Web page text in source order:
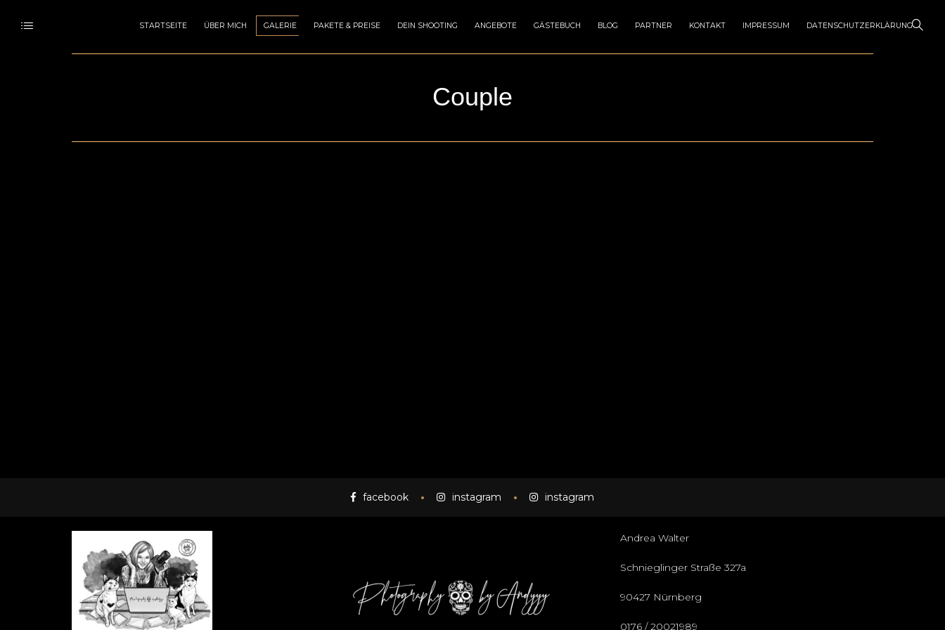
STARTSEITE ÜBER MICH GALERIE PAKETE & PREISE DEIN SHOOTING ANGEBOTE GÄSTEBUCH BLOG PARTNER KONTAKT IMPRESSUM DATENSCHUTZERKLÄRUNG
Couple
facebook instagram instagram
Andrea Walter
Schnieglinger Straße 327a
90427 Nürnberg
0176 / 20021989